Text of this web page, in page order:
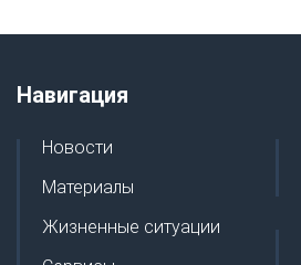
Навигация
Новости
Материалы
Жизненные ситуации